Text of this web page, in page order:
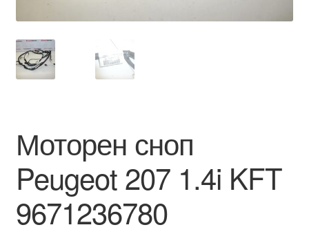
Правила и условия
Транспорт
Моторен сноп
Peugeot 207 1.4i KFT
9671236780